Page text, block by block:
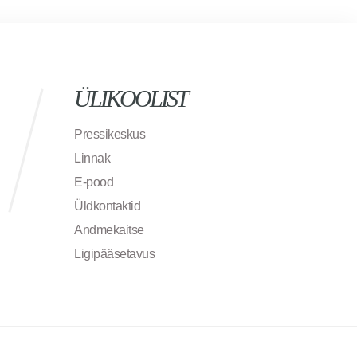
ÜLIKOOLIST
Pressikeskus
Linnak
E-pood
Üldkontaktid
Andmekaitse
Ligipääsetavus